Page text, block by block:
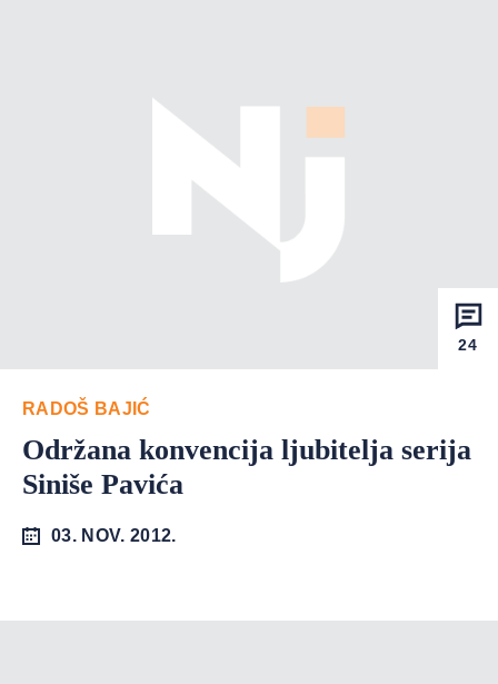
24
RADOŠ BAJIĆ
Održana konvencija ljubitelja serija
Siniše Pavića
03. NOV. 2012.